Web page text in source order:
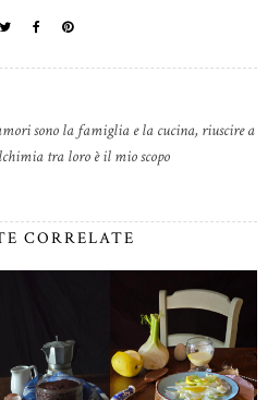
sono la famiglia e la cucina, riuscire a
tra loro è il mio scopo
CORRELATE